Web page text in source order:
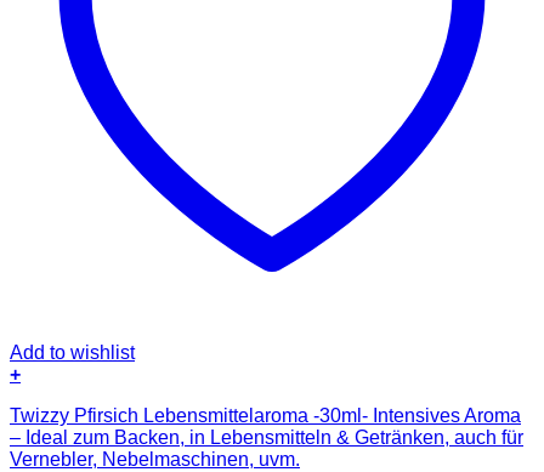
Add to wishlist
+
Twizzy Pfirsich Lebensmittelaroma -30ml- Intensives Aroma
– Ideal zum Backen, in Lebensmitteln & Getränken, auch für
Vernebler, Nebelmaschinen, uvm.